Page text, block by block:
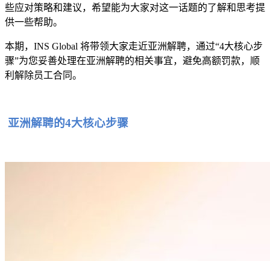
些应对策略和建议，希望能为大家对这一话题的了解和思考提
供一些帮助。
本期，INS Global 将带领大家走近亚洲解聘，通过“4大核心步
骤”为您妥善处理在亚洲解聘的相关事宜，避免高额罚款，顺
利解除员工合同。
亚洲解聘的4大核心步骤